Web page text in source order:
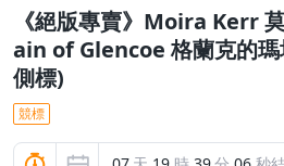
《絕版專賣》Moira Kerr
ain of Glencoe 格蘭克的
側標)
競標